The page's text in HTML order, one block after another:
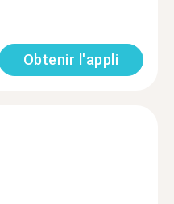
Obtenir l'appli